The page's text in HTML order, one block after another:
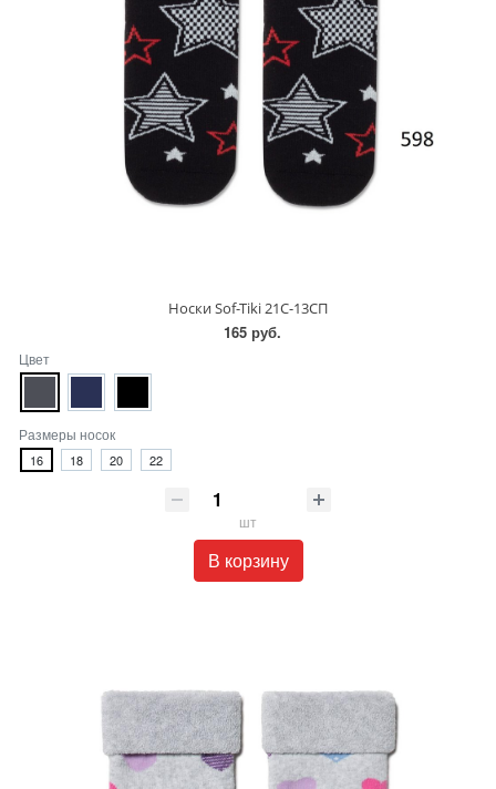
Носки Sof-Tiki 21С-13СП
165 руб.
Цвет
Размеры носок
16 18 20 22
шт
В корзину